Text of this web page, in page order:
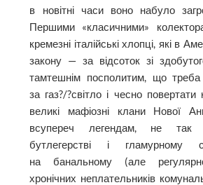
в новітні часи воно набуло
Першими «класичними»
кремезні італійські хлопці, які в
закону — за відсоток зі
тамтешнім посполитим, що треба
за газ?/?світло і чесно
великі мафіозні клани Нової
всупереч легендам, не так
бутлегерстві і гламурному
на банальному (але
хронічних неплательників